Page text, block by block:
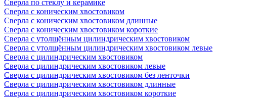
Сверла по стеклу и керамике
Сверла с коническим хвостовиком
Сверла с коническим хвостовиком длинные
Сверла с коническим хвостовиком короткие
Сверла с утолщённым цилиндрическим хвостовиком
Сверла с утолщённым цилиндрическим хвостовиком левые
Сверла с цилиндрическим хвостовиком
Сверла с цилиндрическим хвостовиком левые
Сверла с цилиндрическим хвостовиком без ленточки
Сверла с цилиндрическим хвостовиком длинные
Сверла с цилиндрическим хвостовиком короткие